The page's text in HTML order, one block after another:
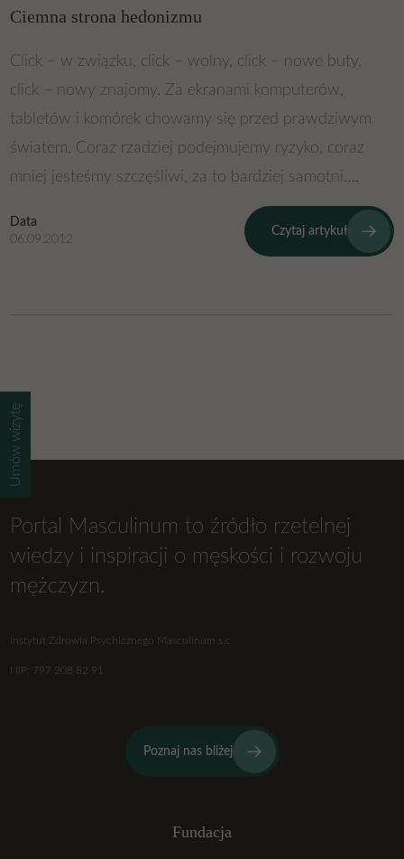
Umów wizytę
Ciemna strona hedonizmu
Click – w związku, click – wolny, click – nowe buty,
click – nowy znajomy. Za ekranami komputerów,
tabletów i komórek chowamy się przed prawdziwym
światem. Coraz rzadziej podejmujemy ryzyko, coraz
mniej jesteśmy szczęśliwi, za to bardziej samotni….
Data
06.09.2012
Czytaj artykuł
Portal Masculinum to źródło rzetelnej
wiedzy i inspiracji o męskości i rozwoju
mężczyzn.
Instytut Zdrowia Psychicznego Masculinum s.c
NIP: 797 208 82 91
Poznaj nas bliżej
Fundacja